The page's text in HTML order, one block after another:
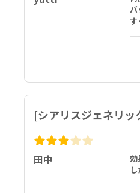
バ
す
[シアリスジェネリ
田中
効